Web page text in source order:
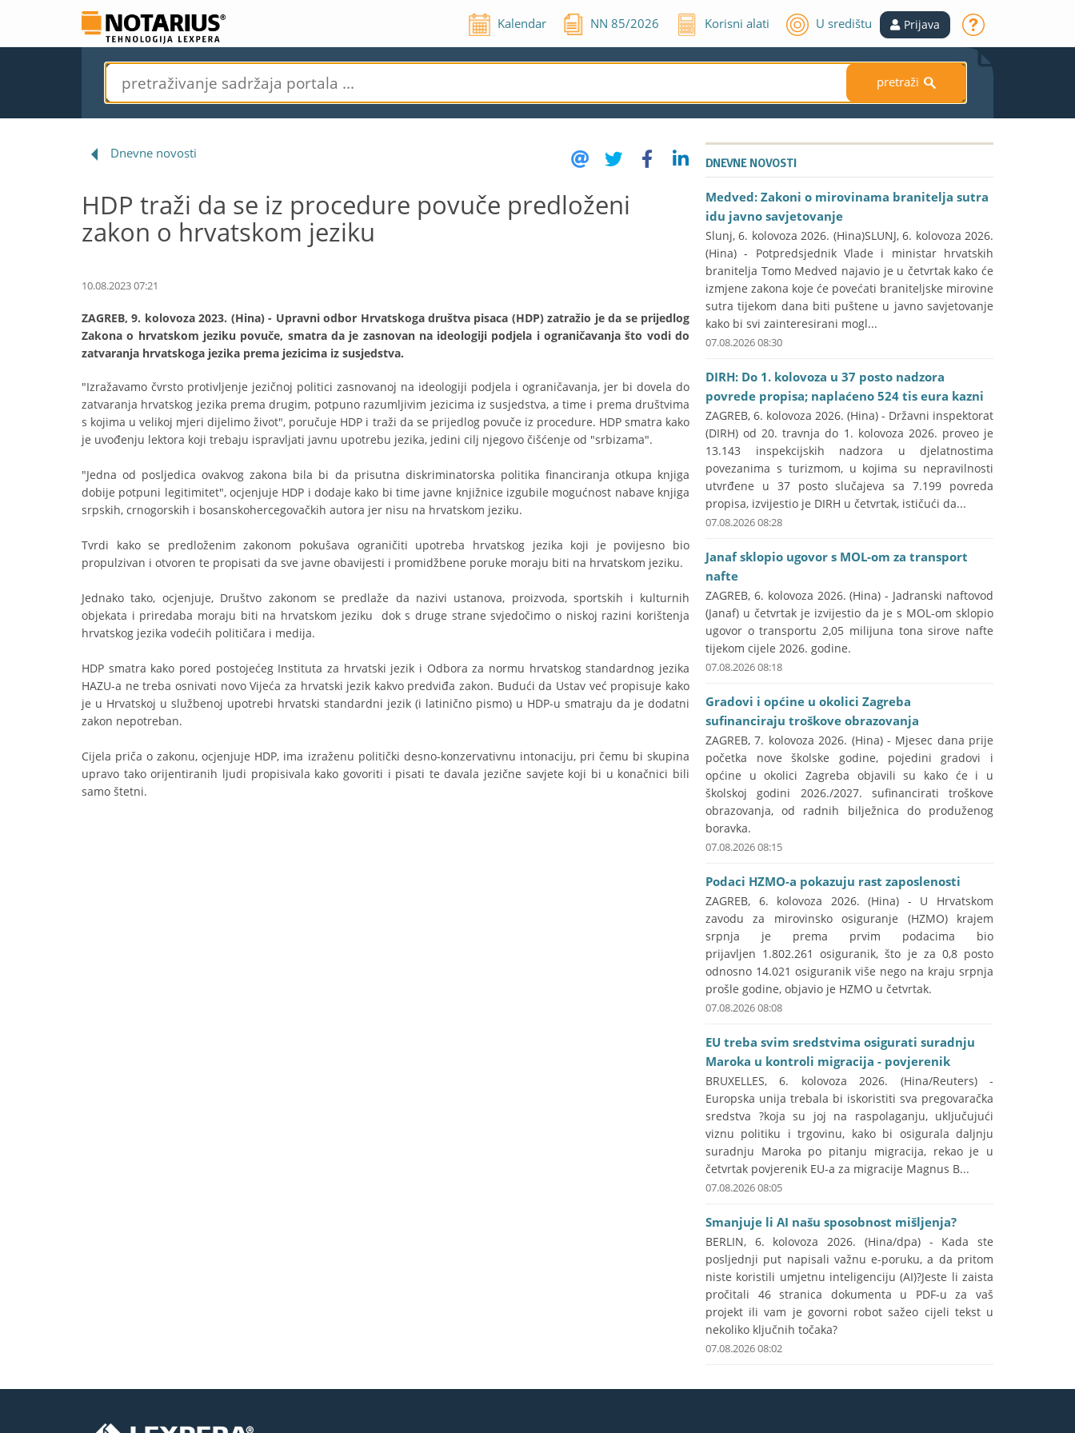
Kalendar NN85/2026 Korisni alati U središtu Prijava
pretraži S
Dnevne novosti
HDP traži da se iz procedure povuče predloženi
zakon o hrvatskom jeziku
10.08.2023 07:21
ZAGREB, 9. kolovoza 2023. (Hina) - Upravni odbor Hrvatskoga društva pisaca (HDP) zatražio je da se prijedlog
Zakona o hrvatskom jeziku povuče, smatra da je zasnovan na ideologiji podjela i ograničavanja što vodi do
zatvaranja hrvatskoga jezika prema jezicima iz susjedstva.
"Izražavamo čvrsto protivljenje jezičnoj politici zasnovanoj na ideologiji podjela i ograničavanja, jer bi dovela do
zatvaranja hrvatskog jezika prema drugim, potpuno razumljivim jezicima iz susjedstva, a time i prema društvima
s kojima u velikoj mjeri dijelimo život", poručuje HDP i traži da se prijedlog povuče iz procedure. HDP smatra kako
je uvođenju lektora koji trebaju ispravljati javnu upotrebu jezika, jedini cilj njegovo čišćenje od "srbizama".
"Jedna od posljedica ovakvog zakona bila bi da prisutna diskriminatorska politika financiranja otkupa knjiga
dobije potpuni legitimitet", ocjenjuje HDP i dodaje kako bi time javne knjižnice izgubile mogućnost nabave knjiga
srpskih, crnogorskih i bosanskohercegovačkih autora jer nisu na hrvatskom jeziku.
Tvrdi kako se predloženim zakonom pokušava ograničiti upotreba hrvatskog jezika koji je povijesno bio
propulzivan i otvoren te propisati da sve javne obavijesti i promidžbene poruke moraju biti na hrvatskom jeziku.
Jednako tako, ocjenjuje, Društvo zakonom se predlaže da nazivi ustanova, proizvoda, sportskih i kulturnih
objekata i priredaba moraju biti na hrvatskom jeziku dok s druge strane svjedočimo o niskoj razini korištenja
hrvatskog jezika vodećih političara i medija.
HDP smatra kako pored postojećeg Instituta za hrvatski jezik i Odbora za normu hrvatskog standardnog jezika
HAZU-a ne treba osnivati novo Vijeća za hrvatski jezik kakvo predviđa zakon. Budući da Ustav već propisuje kako
je u Hrvatskoj u službenoj upotrebi hrvatski standardni jezik (i latinično pismo) u HDP-u smatraju da je dodatni
zakon nepotreban.
Cijela priča o zakonu, ocjenjuje HDP, ima izraženu politički desno-konzervativnu intonaciju, pri čemu bi skupina
upravo tako orijentiranih ljudi propisivala kako govoriti i pisati te davala jezične savjete koji bi u konačnici bili
samo štetni.
DNEVNE NOVOSTI
Medved: Zakoni o mirovinama branitelja sutra
idu javno savjetovanje
Slunj, 6. kolovoza 2026. (Hina)SLUNJ, 6. kolovoza 2026.
(Hina) - Potpredsjednik Vlade i ministar hrvatskih
branitelja Tomo Medved najavio je u četvrtak kako će
izmjene zakona koje će povećati braniteljske mirovine
sutra tijekom dana biti puštene u javno savjetovanje
kako bi svi zainteresirani mogl...
07.08.2026 08:30
DIRH: Do 1. kolovoza u 37 posto nadzora
povrede propisa; naplaćeno 524 tis eura kazni
ZAGREB, 6. kolovoza 2026. (Hina) - Državni inspektorat
(DIRH) od 20. travnja do 1. kolovoza 2026. proveo je
13.143 inspekcijskih nadzora u djelatnostima
povezanima s turizmom, u kojima su nepravilnosti
utvrđene u 37 posto slučajeva sa 7.199 povreda
propisa, izvijestio je DIRH u četvrtak, ističući da...
07.08.2026 08:28
Janaf sklopio ugovor s MOL-om za transport
nafte
ZAGREB, 6. kolovoza 2026. (Hina) - Jadranski naftovod
(Janaf) u četvrtak je izvijestio da je s MOL-om sklopio
ugovor o transportu 2,05 milijuna tona sirove nafte
tijekom cijele 2026. godine.
07.08.2026 08:18
Gradovi i općine u okolici Zagreba
sufinanciraju troškove obrazovanja
ZAGREB, 7. kolovoza 2026. (Hina) - Mjesec dana prije
početka nove školske godine, pojedini gradovi i
općine u okolici Zagreba objavili su kako će i u
školskoj godini 2026./2027. sufinancirati troškove
obrazovanja, od radnih bilježnica do produženog
boravka.
07.08.2026 08:15
Podaci HZMO-a pokazuju rast zaposlenosti
ZAGREB, 6. kolovoza 2026. (Hina) - U Hrvatskom
zavodu za mirovinsko osiguranje (HZMO) krajem
srpnja je prema prvim podacima bio
prijavljen 1.802.261 osiguranik, što je za 0,8 posto
odnosno 14.021 osiguranik više nego na kraju srpnja
prošle godine, objavio je HZMO u četvrtak.
07.08.2026 08:08
EU treba svim sredstvima osigurati suradnju
Maroka u kontroli migracija - povjerenik
BRUXELLES, 6. kolovoza 2026. (Hina/Reuters) -
Europska unija trebala bi iskoristiti sva pregovaračka
sredstva ?koja su joj na raspolaganju, uključujući
viznu politiku i trgovinu, kako bi osigurala daljnju
suradnju Maroka po pitanju migracija, rekao je u
četvrtak povjerenik EU-a za migracije Magnus B...
07.08.2026 08:05
Smanjuje li AI našu sposobnost mišljenja?
BERLIN, 6. kolovoza 2026. (Hina/dpa) - Kada ste
posljednji put napisali važnu e-poruku, a da pritom
niste koristili umjetnu inteligenciju (AI)?Jeste li zaista
pročitali 46 stranica dokumenta u PDF-u za vaš
projekt ili vam je govorni robot sažeo cijeli tekst u
nekoliko ključnih točaka?
07.08.2026 08:02